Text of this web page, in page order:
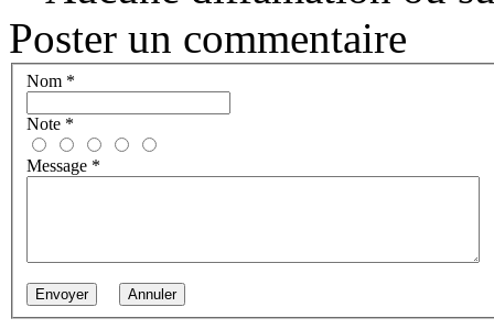
Poster un commentaire
Nom *
Note *
Message *